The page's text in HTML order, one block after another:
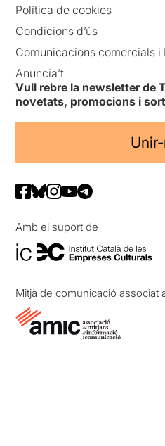
Política de cookies
Condicions d’ús
Comunicacions comercials i
Anuncia’t
Vull rebre la newsletter de
novetats, promocions i
Amb el suport de
Mitjà de comunicació associat